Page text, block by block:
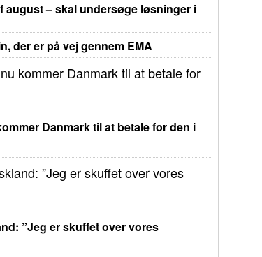
august – skal undersøge løsninger i
der er på vej gennem EMA
Danmark til at betale for den i
”Jeg er skuffet over vores